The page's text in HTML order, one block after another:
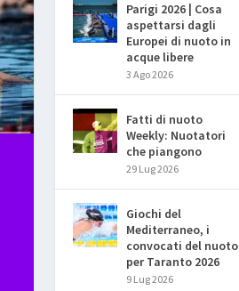
Parigi 2026 | Cosa
aspettarsi dagli
Europei di nuoto in
acque libere
3 Ago 2026
Fatti di nuoto
Weekly: Nuotatori
che piangono
29 Lug 2026
Giochi del
Mediterraneo, i
convocati del nuoto
per Taranto 2026
9 Lug 2026